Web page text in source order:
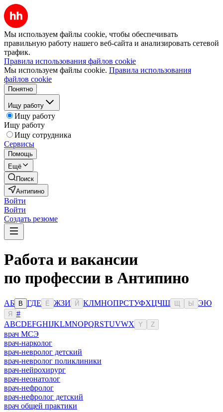
Мы используем файлы cookie, чтобы обеспечивать
правильную работу нашего веб-сайта и анализировать сетевой
трафик.
Правила использования файлов cookie
Мы используем файлы cookie. Правила использования
файлов cookie
Понятно
Ищу работу
Ищу работу
Ищу работу
Ищу сотрудника
Сервисы
Помощь
Ещё
Поиск
Антипино
Войти
Войти
Создать резюме
Работа и вакансии
по профессии в Антипино
АБ В ГДЕ Ё ЖЗИ Й КЛМНОПРСТУФХЦЧШ Ы ЭЮ
Я
#
ABCDEFGHIJKLMNOPQRSTUVWX Y Z
врач МСЭ
врач-нарколог
врач-невролог детский
врач-невролог поликлиники
врач-нейрохирург
врач-неонатолог
врач-нефролог
врач-нефролог детский
врач общей практики